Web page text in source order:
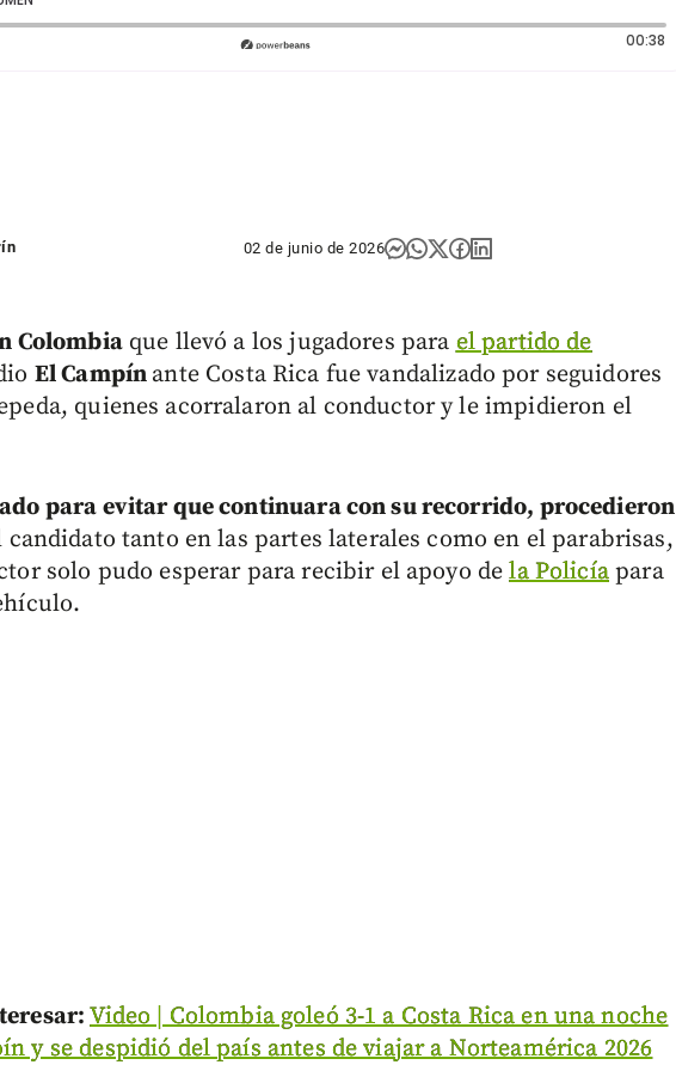
00:38
02 de junio de 2026
Colombiaque llevó a los jugadores parael partido de
El Campín ante Costa Rica fue vandalizado por seguidores
quienes acorralaron al conductor y le impidieron el
para evitar que continuara con su recorrido, procedieron
tanto en las partes laterales como en el parabrisas,
solo pudo esperar para recibir el apoyo dela Policíapara
Video | Colombia goleó 3-1 a Costa Rica en una noche
y se despidió del país antes de viajar a Norteamérica 2026